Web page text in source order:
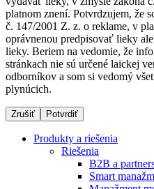
Produktový katalóg​
Dialyzačné strediská
B. Braun Avitum
vo všetkých svojich
platnom znení. Potvrdzujem, že
č. 147/2001 Z. z. o reklame, v
oprávnenou predpisovať lieky
lieky. Beriem na vedomie, že
stránkach nie sú určené laickej
odborníkov a som si vedomý
plynúcich.
Zrušiť Potvrdiť
Produkty a riešenia
Riešenia
B2B a
Smart